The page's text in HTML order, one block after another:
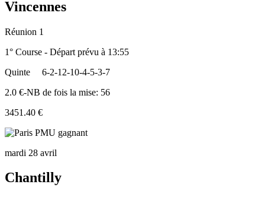
Vincennes
Réunion 1
1° Course - Départ prévu à 13:55
Quinte
6-2-12-10-4-5-3-7
2.0 €-NB de fois la mise: 56
3451.40 €
mardi 28 avril
Chantilly